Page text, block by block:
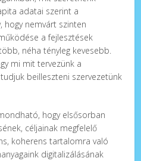
adatai szerint a
hogy nemvárt szinten
a fejlesztések
néha tényleg kevesebb.
mi mit tervezünk a
beilleszteni szervezetünk
hogy elsősorban
céljainak megfelelő
koherens tartalomra való
digitalizálásának